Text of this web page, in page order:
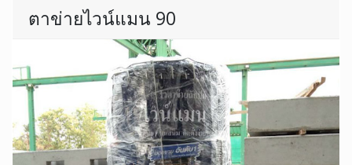
ตาข่ายไวน์แมน 90